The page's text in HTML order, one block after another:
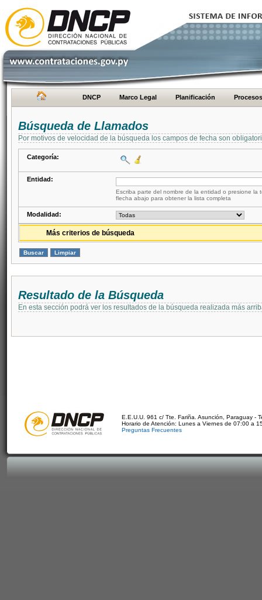
DNCP Marco Legal Planificación Procesos
Búsqueda de Llamados
Por motivos de velocidad de la búsqueda los campos de fecha son
Categoría:
Entidad:
Escriba parte del nombre de la entidad o presione la
flecha abajo para obtener la lista completa
Modalidad:
Más criterios de búsqueda
Resultado de la Búsqueda
En esta sección podrá ver los resultados de la búsqueda realizada más
E.E.U.U. 961 c/ Tte. Fariña. Asunción, Paraguay -
Horario de Atención: Lunes a Viernes de 07:00 a
Preguntas Frecuentes